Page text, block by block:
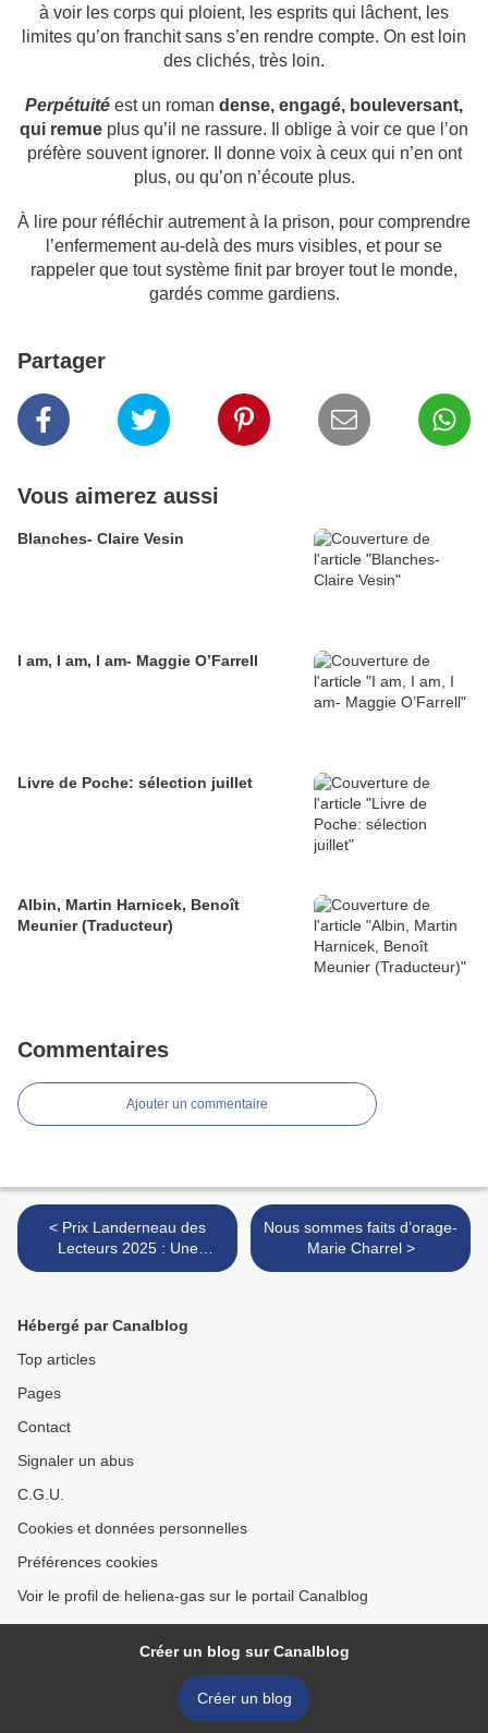
à voir les corps qui ploient, les esprits qui lâchent, les
limites qu’on franchit sans s’en rendre compte. On est loin
des clichés, très loin.
Perpétuité est un roman dense, engagé, bouleversant,
qui remue plus qu’il ne rassure. Il oblige à voir ce que l’on
préfère souvent ignorer. Il donne voix à ceux qui n’en ont
plus, ou qu’on n’écoute plus.
À lire pour réfléchir autrement à la prison, pour comprendre
l’enfermement au-delà des murs visibles, et pour se
rappeler que tout système finit par broyer tout le monde,
gardés comme gardiens.
Partager
Vous aimerez aussi
Blanches- Claire Vesin
I am, I am, I am- Maggie O’Farrell
Livre de Poche: sélection juillet
Albin, Martin Harnicek, Benoît
Meunier (Traducteur)
Commentaires
Ajouter un commentaire
< Prix Landerneau des
Lecteurs 2025 : Une
aventure littéraire collective
Nous sommes faits d’orage-
Marie Charrel >
Hébergé par Canalblog
Top articles
Pages
Contact
Signaler un abus
C.G.U.
Cookies et données personnelles
Préférences cookies
Voir le profil de heliena-gas sur le portail Canalblog
Créer un blog sur Canalblog
Créer un blog